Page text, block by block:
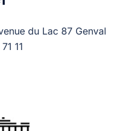
du Lac 87 Genval
11